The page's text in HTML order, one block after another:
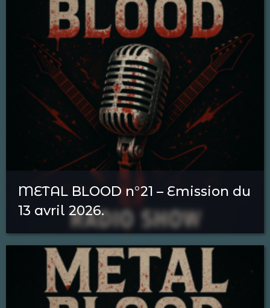
METAL BLOOD n°21 – Emission du
13 avril 2026.